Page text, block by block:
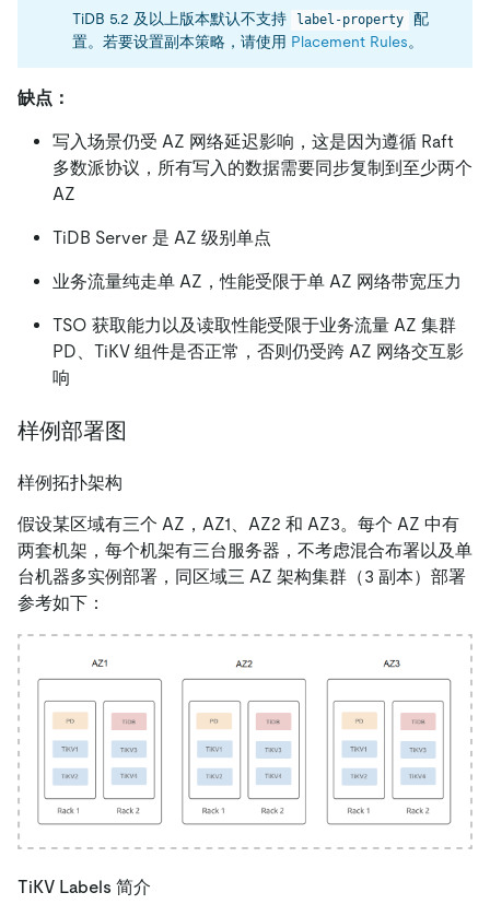
TiDB 5.2 及以上版本默认不支持 label-property
配
置。若要设置副本策略，请使用 Placement Rules。
缺点：
写入场景仍受 AZ 网络延迟影响，这是因为遵循 Raft
多数派协议，所有写入的数据需要同步复制到至少两个
AZ
TiDB Server 是 AZ 级别单点
业务流量纯走单 AZ，性能受限于单 AZ 网络带宽压力
TSO 获取能力以及读取性能受限于业务流量 AZ 集群
PD、TiKV 组件是否正常，否则仍受跨 AZ 网络交互影
响
样例部署图
样例拓扑架构
假设某区域有三个 AZ，AZ1、AZ2 和 AZ3。每个 AZ 中有
两套机架，每个机架有三台服务器，不考虑混合布署以及单
台机器多实例部署，同区域三 AZ 架构集群（3 副本）部署
参考如下：
TiKV Labels 简介